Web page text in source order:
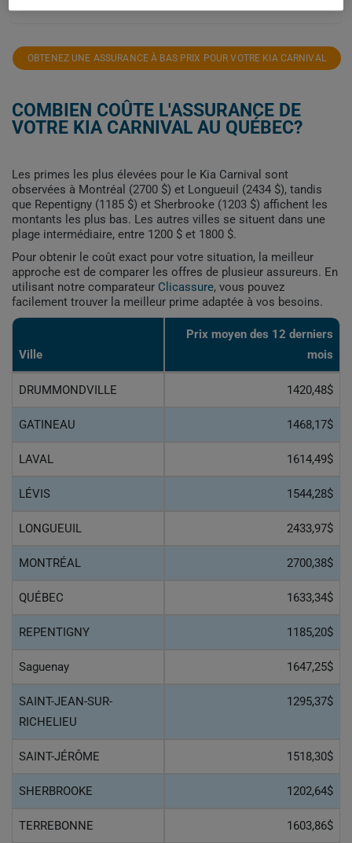
OBTENEZ UNE ASSURANCE À BAS PRIX POUR VOTRE KIA CARNIVAL
COMBIEN COÛTE L'ASSURANCE DE
VOTRE KIA CARNIVAL AU QUÉBEC?
Les primes les plus élevées pour le Kia Carnival sont
observées à Montréal (2700 $) et Longueuil (2434 $), tandis
que Repentigny (1185 $) et Sherbrooke (1203 $) affichent les
montants les plus bas. Les autres villes se situent dans une
plage intermédiaire, entre 1200 $ et 1800 $.
Pour obtenir le coût exact pour votre situation, la meilleur
approche est de comparer les offres de plusieur assureurs. En
utilisant notre comparateur Clicassure, vous pouvez
facilement trouver la meilleur prime adaptée à vos besoins.
Ville
Prix ​​moyen des 12 derniers
mois
DRUMMONDVILLE 1420,48$
GATINEAU 1468,17$
LAVAL 1614,49$
LÉVIS 1544,28$
LONGUEUIL 2433,97$
MONTRÉAL 2700,38$
QUÉBEC 1633,34$
REPENTIGNY 1185,20$
Saguenay 1647,25$
SAINT-JEAN-SUR-
RICHELIEU
1295,37$
SAINT-JÉRÔME 1518,30$
SHERBROOKE 1202,64$
TERREBONNE 1603,86$